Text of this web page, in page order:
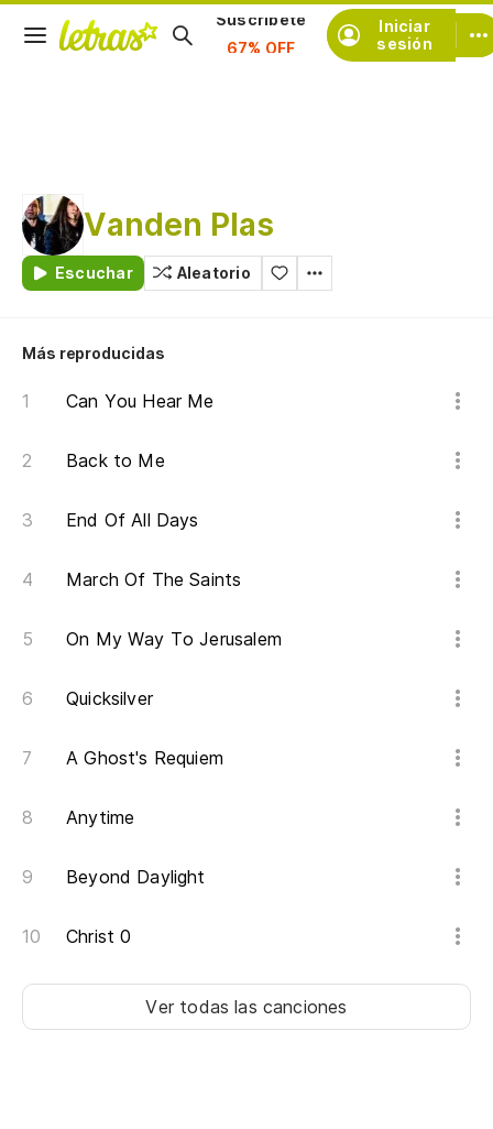
Iniciar
sesión
Vanden Plas
Escuchar Aleatorio
Más reproducidas
Can You Hear Me
Back to Me
End Of All Days
March Of The Saints
On My Way To Jerusalem
Quicksilver
A Ghost's Requiem
Anytime
Beyond Daylight
Christ 0
Ver todas las canciones